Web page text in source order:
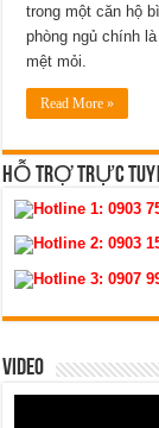
trong một căn hộ
phòng ngủ chính
mệt mỏi.
Read More »
HỖ TRỢ TRỰC
Hotline 1:0903
Hotline 2:0903
Hotline 3:0907
VIDEO